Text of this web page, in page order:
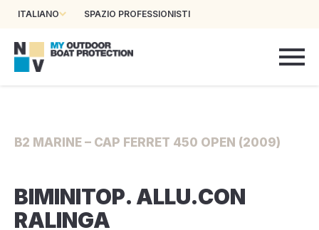
ITALIANO SPAZIO PROFESSIONISTI
B2 MARINE – CAP FERRET 450 OPEN (2009)
BIMINITOP. ALLU.CON
RALINGA